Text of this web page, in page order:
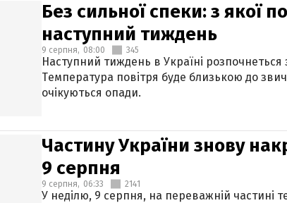
Без сильної спеки: з якої
наступний тиждень
9 серпня, 08:00 345
Наступний тиждень в Україні
Температура повітря буде близькою до
очікуються опади.
Частину України знову
9 серпня
9 серпня, 06:33 2141
У неділю, 9 серпня, на переважній частині